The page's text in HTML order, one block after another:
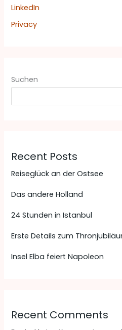
LinkedIn
Privacy
Suchen
Recent Posts
Reiseglück an der Ostsee
Das andere Holland
24 Stunden in Istanbul
Erste Details zum
Insel Elba feiert Napoleon
Recent Comments